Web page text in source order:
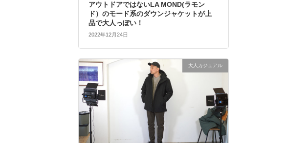
アウトドアではないLA MOND(ラモン
ド）のモード系のダウンジャケットが上
品で大人っぽい！
2022年12月24日
大人カジュアル